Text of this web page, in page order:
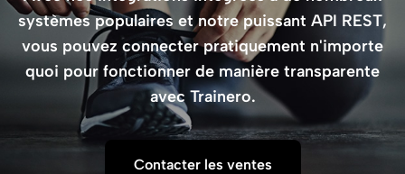
systèmes populaires et notre puissant API REST,
vous pouvez connecter pratiquement n'importe
quoi pour fonctionner de manière transparente
avec Trainero.
Contacter les ventes